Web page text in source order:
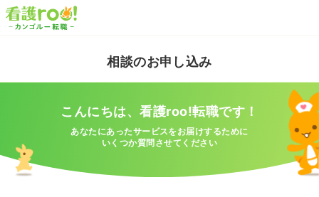
相談のお申し込み
こんにちは、看護roo!転職です！
あなたにあったサービスをお届けするために
いくつか質問させてください